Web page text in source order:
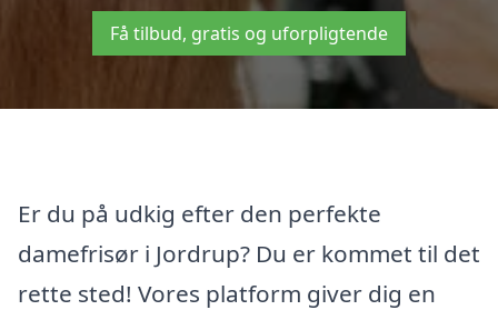
Få tilbud, gratis og uforpligtende
Er du på udkig efter den perfekte
damefrisør i Jordrup? Du er kommet til det
rette sted! Vores platform giver dig en